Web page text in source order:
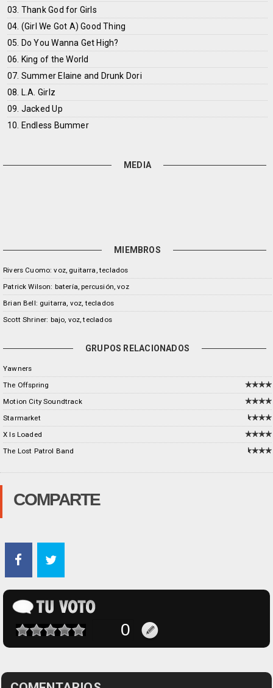
03. Thank God for Girls
04. (Girl We Got A) Good Thing
05. Do You Wanna Get High?
06. King of the World
07. Summer Elaine and Drunk Dori
08. L.A. Girlz
09. Jacked Up
10. Endless Bummer
MEDIA
MIEMBROS
Rivers Cuomo: voz, guitarra, teclados
Patrick Wilson: batería, percusión, voz
Brian Bell: guitarra, voz, teclados
Scott Shriner: bajo, voz, teclados
GRUPOS RELACIONADOS
Yawners
The Offspring
Motion City Soundtrack
Starmarket
X Is Loaded
The Lost Patrol Band
COMPARTE